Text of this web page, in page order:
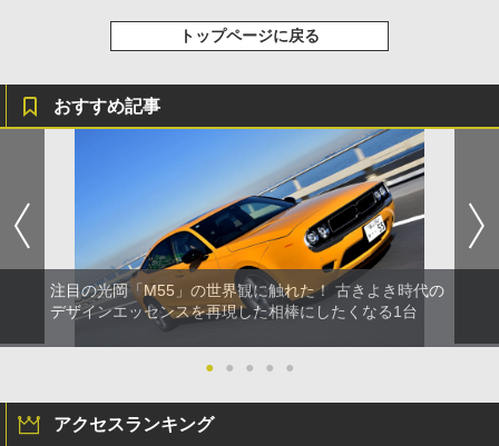
トップページに戻る
おすすめ記事
注目の光岡「M55」の世界観に触れた！ 古きよき時代の
デザインエッセンスを再現した相棒にしたくなる1台
● ● ● ● ●
アクセスランキング